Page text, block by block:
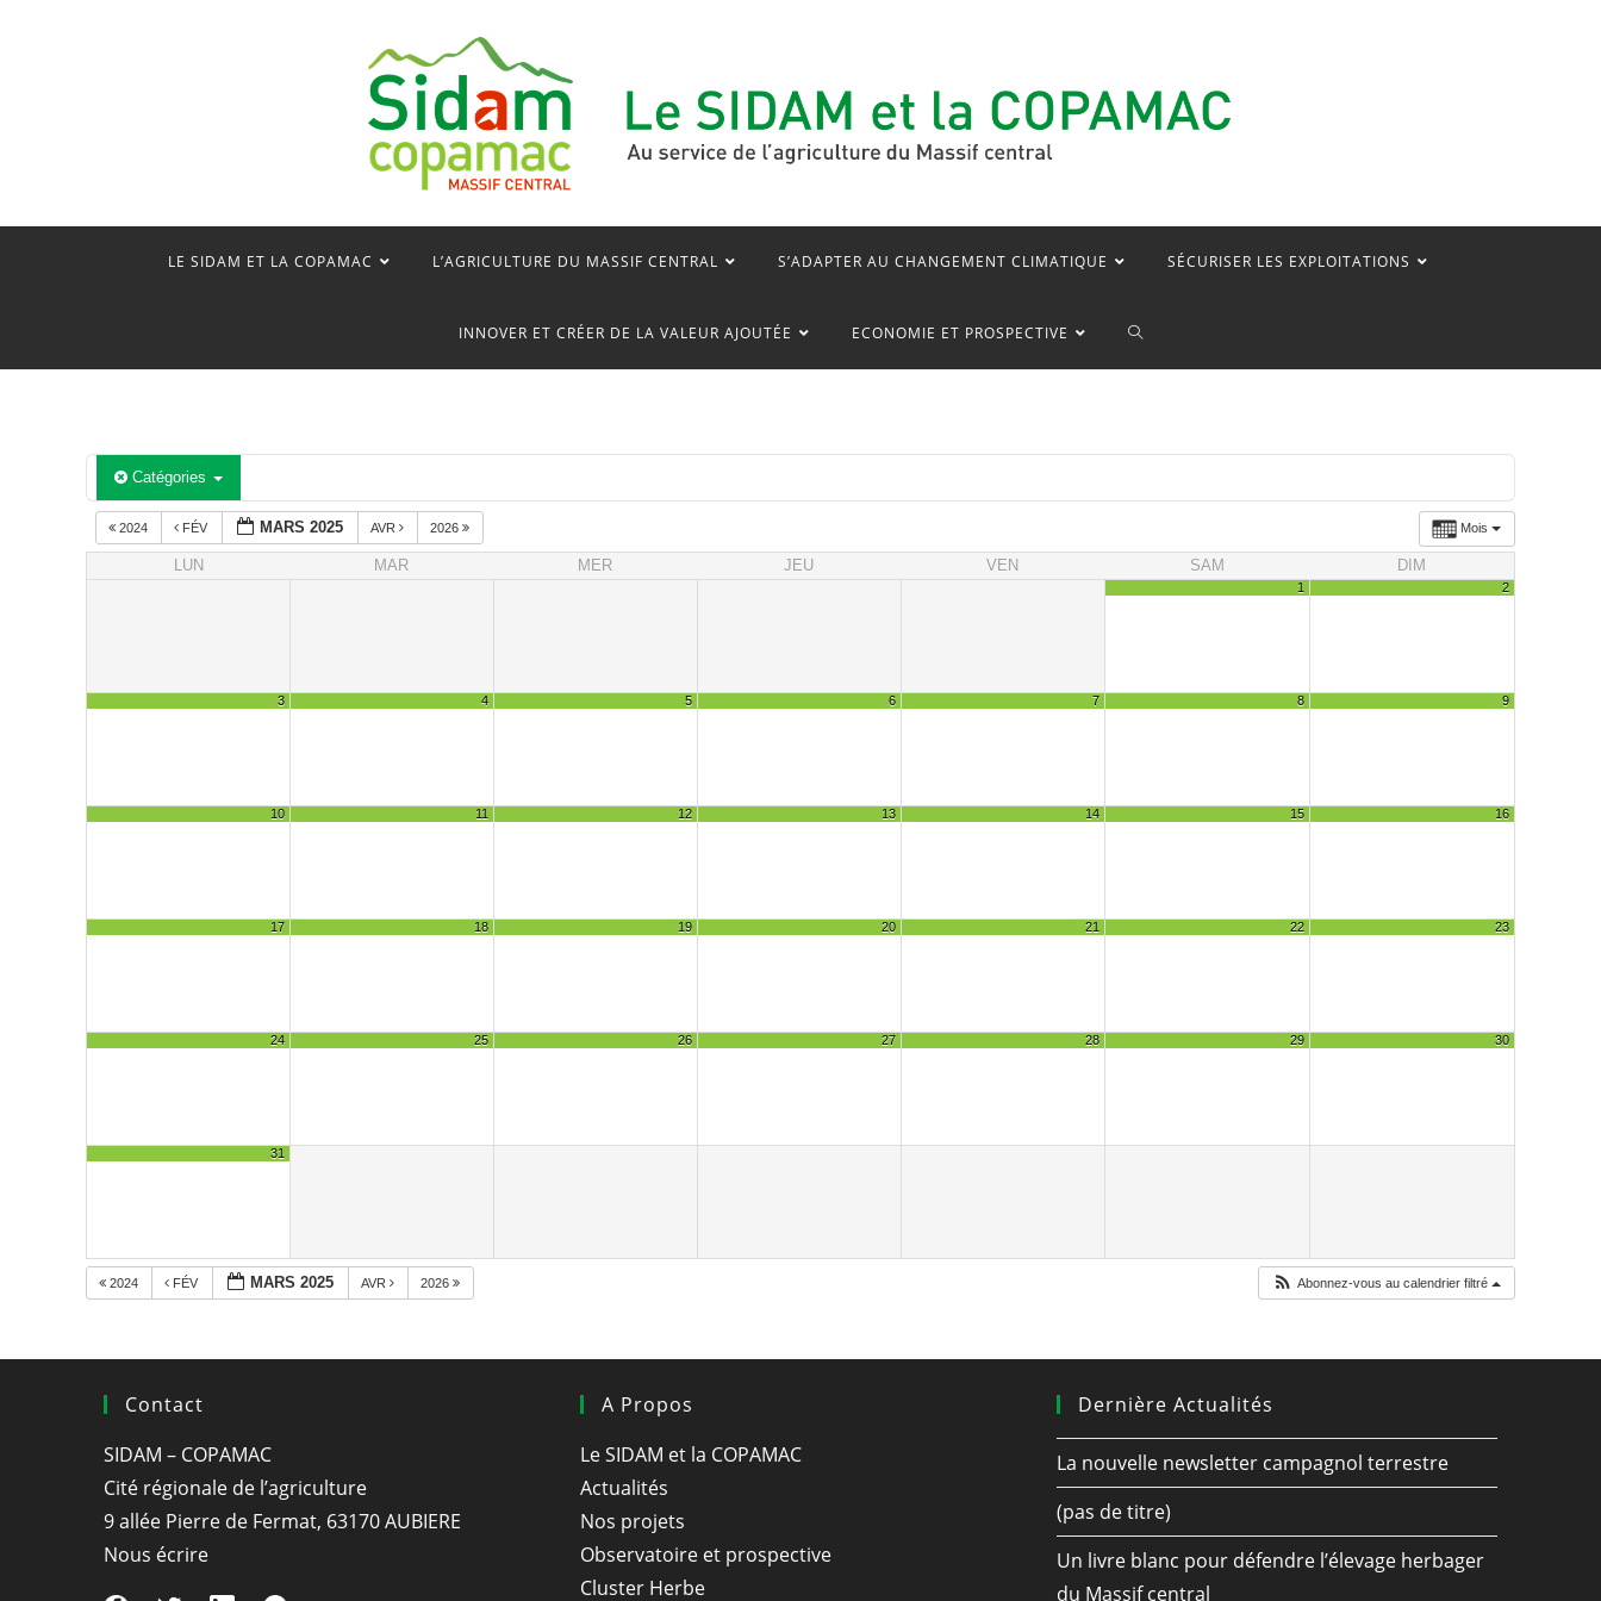
LE SIDAM ET LA COPAMAC L’AGRICULTURE DU MASSIF CENTRAL S’ADAPTER AU CHANGEMENT CLIMATIQUE SÉCURISER LES EXPLOITATIONS
INNOVER ET CRÉER DE LA VALEUR AJOUTÉE ECONOMIE ET PROSPECTIVE TOGGLE
Catégories
Mois
2024 FÉV MARS 2025 AVR 2026
LUN MAR MER JEU VEN SAM DIM
1 2
3 4 5 6 7 8 9
10 11 12 13 14 15 16
17 18 19 20 21 22 23
24 25 26 27 28 29 30
31
2024 FÉV MARS 2025 AVR 2026 Abonnez-vous au calendrier filtré
Contact
SIDAM – COPAMAC
Cité régionale de l’agriculture
9 allée Pierre de Fermat, 63170 AUBIERE
Nous écrire
A Propos
Le SIDAM et la COPAMAC
Actualités
Nos projets
Observatoire et prospective
Cluster Herbe
Dernière Actualités
La nouvelle newsletter campagnol terrestre
(pas de titre)
Un livre blanc pour défendre l’élevage herbager
du Massif central